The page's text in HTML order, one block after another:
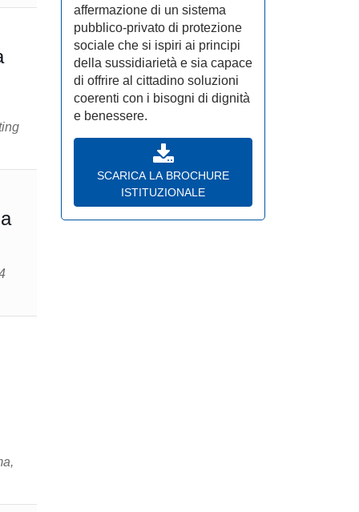
affermazione di un sistema
pubblico-privato di protezione
sociale che si ispiri ai principi
della sussidiarietà e sia capace
di offrire al cittadino soluzioni
coerenti con i bisogni di dignità
e benessere.
SCARICA LA BROCHURE
ISTITUZIONALE